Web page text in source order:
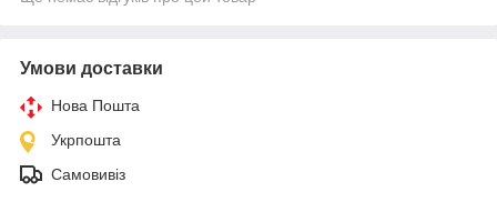
Умови доставки
Нова Пошта
Укрпошта
Самовивіз